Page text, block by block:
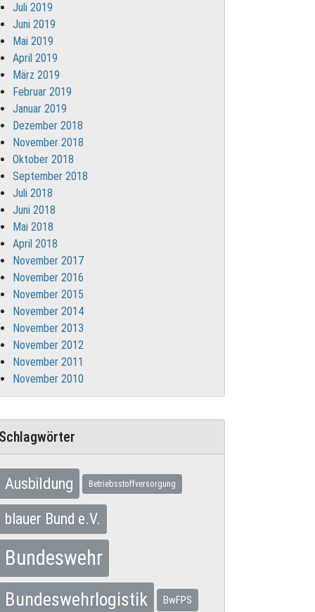
Juli 2019
Juni 2019
Mai 2019
April 2019
März 2019
Februar 2019
Januar 2019
Dezember 2018
November 2018
Oktober 2018
September 2018
Juli 2018
Juni 2018
Mai 2018
April 2018
November 2017
November 2016
November 2015
November 2014
November 2013
November 2012
November 2011
November 2010
Ausbildung Betriebsstoffversorgung
blauer Bund e.V.
Bundeswehr
Bundeswehrlogistik BwFPS